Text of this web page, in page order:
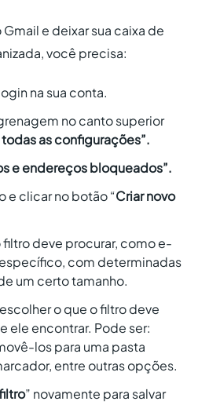
Gmail e deixar sua caixa de
você precisa:
na sua conta.
no canto superior
todas as configurações”.
e endereços bloqueados”.
e clicar no botão “Criar novo
filtro deve procurar, como e-
com determinadas
um certo tamanho.
escolher o que o filtro deve
ele encontrar. Pode ser:
los para uma pasta
entre outras opções.
” novamente para salvar